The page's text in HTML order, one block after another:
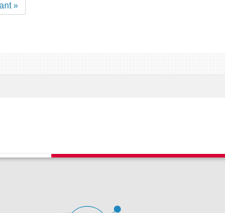
»